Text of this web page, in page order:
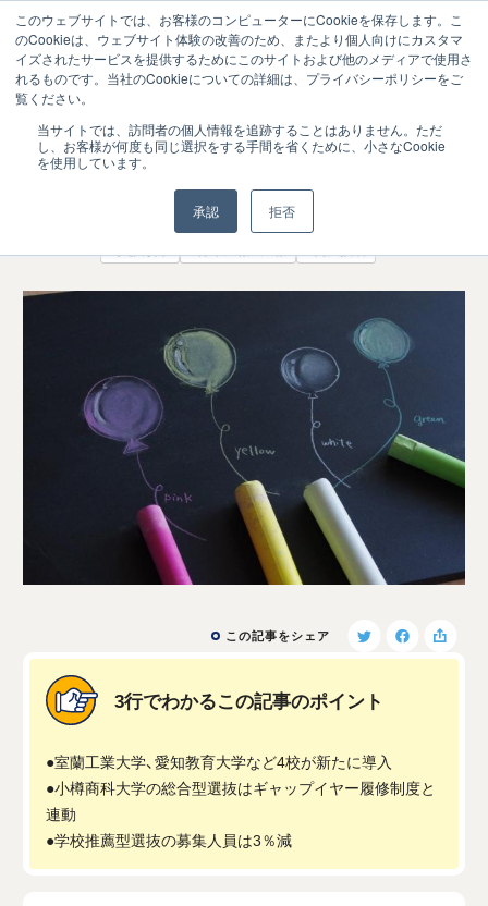
このウェブサイトでは、お客様のコンピューターにCookieを保存します。こ
のCookieは、ウェブサイト体験の改善のため、またより個人向けにカスタマ
イズされたサービスを提供するためにこのサイトおよび他のメディアで使用さ
れるものです。当社のCookieについての詳細は、プライバシーポリシーをご
覧ください。
当サイトでは、訪問者の個人情報を追跡することはありません。ただ
し、お客様が何度も同じ選択をする手間を省くために、小さなCookie
を使用しています。
承認 拒否
15
2021年度入試で国立大学の総合型選抜募
集人員が前年から3割増
大学（募集・接続・教学）
この記事をシェア
3行でわかるこの記事のポイント
●室蘭工業大学、愛知教育大学など4校が新たに導入
●小樽商科大学の総合型選抜はギャップイヤー履修制度と
連動
●学校推薦型選抜の募集人員は3％減